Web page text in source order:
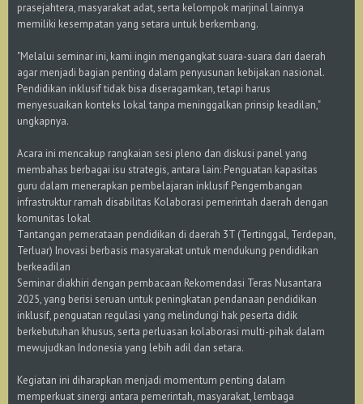
prasejahtera, masyarakat adat, serta kelompok marjinal lainnya
memiliki kesempatan yang setara untuk berkembang.
"Melalui seminar ini, kami ingin mengangkat suara-suara dari daerah
agar menjadi bagian penting dalam penyusunan kebijakan nasional.
Pendidikan inklusif tidak bisa diseragamkan, tetapi harus
menyesuaikan konteks lokal tanpa meninggalkan prinsip keadilan,"
ungkapnya.
Acara ini mencakup rangkaian sesi pleno dan diskusi panel yang
membahas berbagai isu strategis, antara lain: Penguatan kapasitas
guru dalam menerapkan pembelajaran inklusif Pengembangan
infrastruktur ramah disabilitas Kolaborasi pemerintah daerah dengan
komunitas lokal
Tantangan pemerataan pendidikan di daerah 3T (Tertinggal, Terdepan,
Terluar) Inovasi berbasis masyarakat untuk mendukung pendidikan
berkeadilan
Seminar diakhiri dengan pembacaan Rekomendasi Teras Nusantara
2025, yang berisi seruan untuk peningkatan pendanaan pendidikan
inklusif, penguatan regulasi yang melindungi hak peserta didik
berkebutuhan khusus, serta perluasan kolaborasi multi-pihak dalam
mewujudkan Indonesia yang lebih adil dan setara.
Kegiatan ini diharapkan menjadi momentum penting dalam
memperkuat sinergi antara pemerintah, masyarakat, lembaga